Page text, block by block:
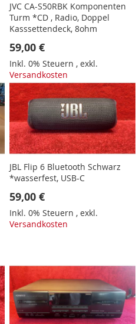
JVC CA-S50RBK Komponenten
Turm *CD , Radio, Doppel
Kasssettendeck, 8ohm
59,00 €
Inkl. 0% Steuern ,exkl.
Versandkosten
JBL Flip 6 Bluetooth Schwarz
*wasserfest, USB-C
59,00 €
Inkl. 0% Steuern ,exkl.
Versandkosten